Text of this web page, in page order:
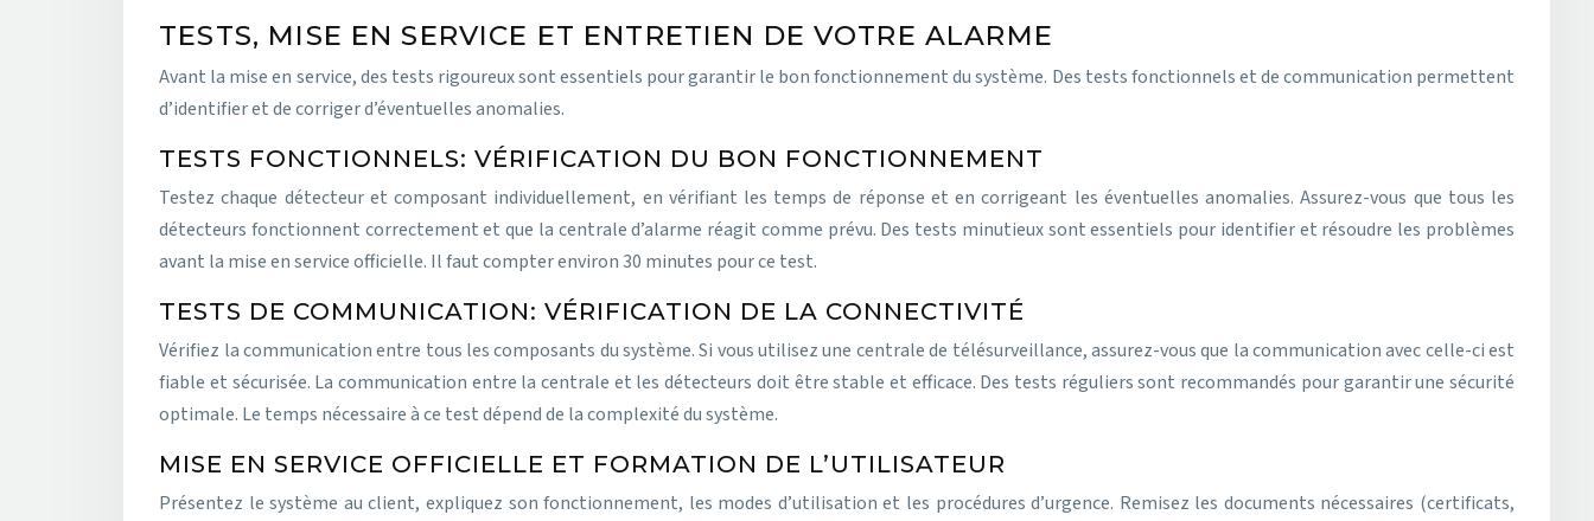
TESTS, MISE EN SERVICE ET ENTRETIEN DE VOTRE ALARME
Avant la mise en service, des tests rigoureux sont essentiels pour garantir le bon fonctionnement du système. Des tests fonctionnels et de communication permettent
d’identifier et de corriger d’éventuelles anomalies.
TESTS FONCTIONNELS: VÉRIFICATION DU BON FONCTIONNEMENT
Testez chaque détecteur et composant individuellement, en vérifiant les temps de réponse et en corrigeant les éventuelles anomalies. Assurez-vous que tous les
détecteurs fonctionnent correctement et que la centrale d’alarme réagit comme prévu. Des tests minutieux sont essentiels pour identifier et résoudre les problèmes
avant la mise en service officielle. Il faut compter environ 30 minutes pour ce test.
TESTS DE COMMUNICATION: VÉRIFICATION DE LA CONNECTIVITÉ
Vérifiez la communication entre tous les composants du système. Si vous utilisez une centrale de télésurveillance, assurez-vous que la communication avec celle-ci est
fiable et sécurisée. La communication entre la centrale et les détecteurs doit être stable et efficace. Des tests réguliers sont recommandés pour garantir une sécurité
optimale. Le temps nécessaire à ce test dépend de la complexité du système.
MISE EN SERVICE OFFICIELLE ET FORMATION DE L’UTILISATEUR
Présentez le système au client, expliquez son fonctionnement, les modes d’utilisation et les procédures d’urgence. Remisez les documents nécessaires (certificats,